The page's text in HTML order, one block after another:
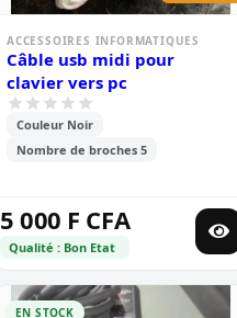
ACCESSOIRES INFORMATIQUES
Câble usb midi pour
clavier vers pc
Couleur Noir
Nombre de broches 5
5 000 F CFA
Qualité : Bon Etat
EN STOCK